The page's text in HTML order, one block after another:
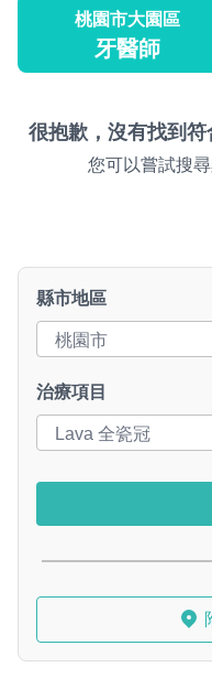
桃園市大園區
牙醫師
很抱歉，沒有找到符
您可以嘗試搜
縣市地區
治療項目